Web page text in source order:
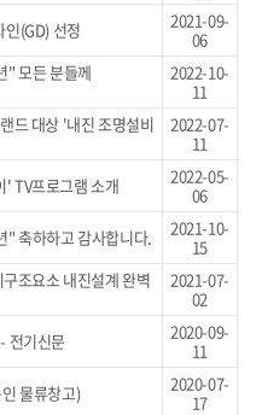
(GD) 선정
2021-09-
06
" 모든 분들께
2022-10-
11
드 대상 '내진 조명설비
2022-07-
11
' TV프로그램 소개
2022-05-
06
" 축하하고 감사합니다.
2021-10-
15
조요소 내진설계 완벽
2021-07-
02
전기신문
2020-09-
11
물류창고)
2020-07-
17